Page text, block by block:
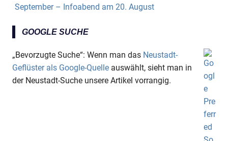
September – Infoabend am 20. August
GOOGLE SUCHE
„Bevorzugte Suche“: Wenn man das Neustadt-
Geflüster als Google-Quelle auswählt, sieht man in
der Neustadt-Suche unsere Artikel vorrangig.